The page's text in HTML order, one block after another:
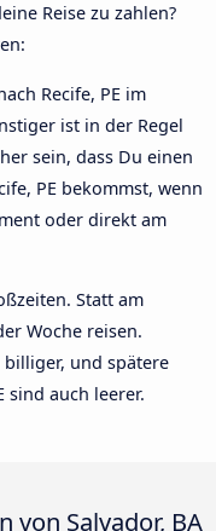
Reise zu zahlen?
Recife, PE im
ist in der Regel
sein, dass Du einen
PE bekommst, wenn
oder direkt am
Statt am
Woche reisen.
und spätere
sind auch leerer.
von Salvador, BA